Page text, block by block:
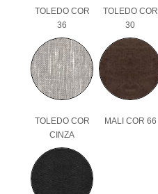
TOLEDO COR
36
TOLEDO COR
30
TOLEDO COR
CINZA
MALI COR 66